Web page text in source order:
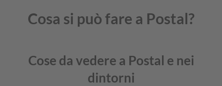
Cosa si può fare a Postal?
Cose da vedere a Postal e nei
dintorni